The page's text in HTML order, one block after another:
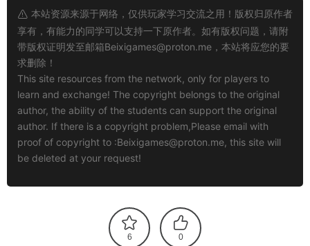
本站资源来源于网络，仅供玩家学习交流之用！版权归原作者
享有，有能力的同学可以支持一下原作者。如有版权问题，请附
带版权证明发至邮箱Beixigames@proton.me ，本站将应您的要
求删除！
This site resources from the network, only for players to
learn and exchange! The copyright belongs to the original
author, the ability of the students can support the original
author. If there is a copyright problem,Please email with
proof of copyright to :Beixigames@proton.me, this site will
be deleted at your request!
6 0